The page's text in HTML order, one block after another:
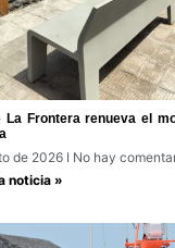
La Frontera renueva el
de 2026
No hay
noticia »